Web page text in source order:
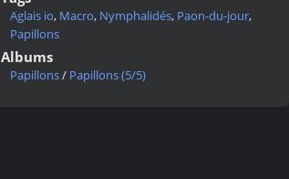
Aglais io, Macro, Nymphalidés, Paon-du-jour,
Papillons
Albums
Papillons/ Papillons (5/5)